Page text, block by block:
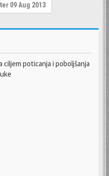
poticanja i poboljšanja